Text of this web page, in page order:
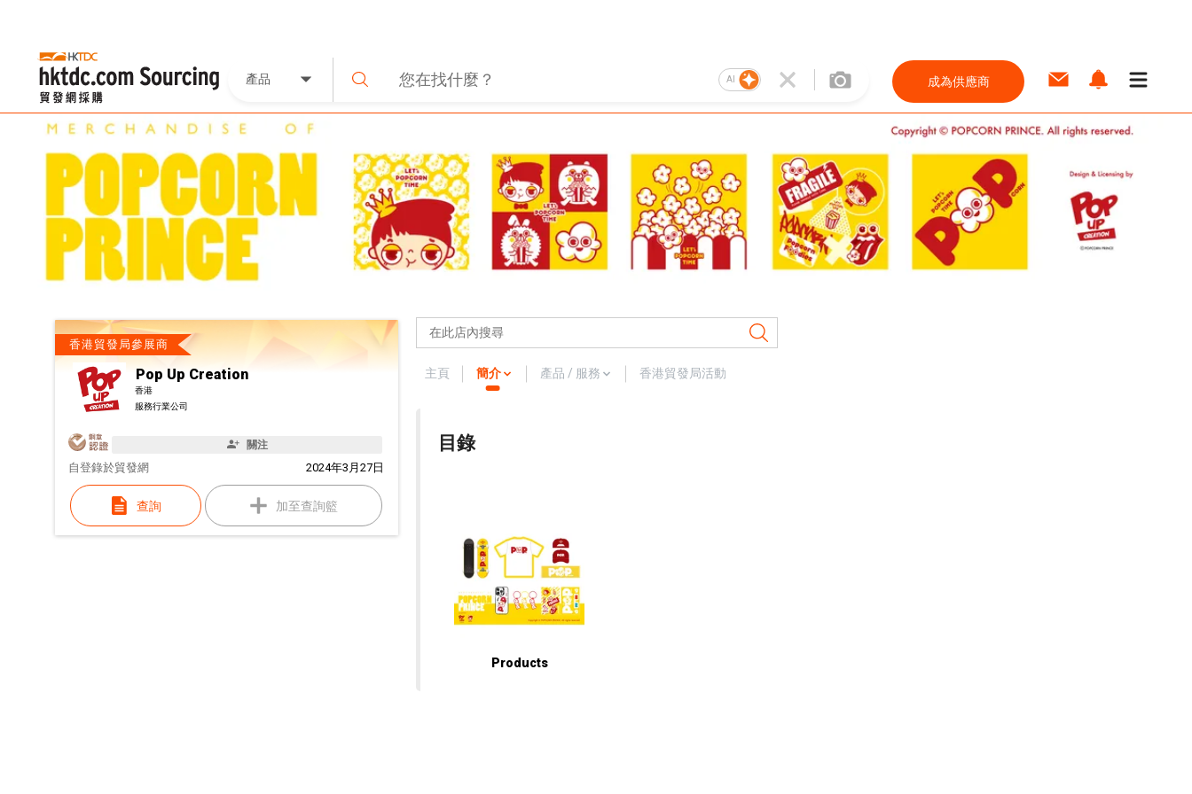
產品 AI 成為供應商
香港貿發局參展商
Pop Up Creation
香港
服務行業公司
關注
自 2024年3月27日
登錄於貿發網
查詢 加至查詢籃
主頁 簡介 產品 / 服務 香港貿發局活動
目錄
Products